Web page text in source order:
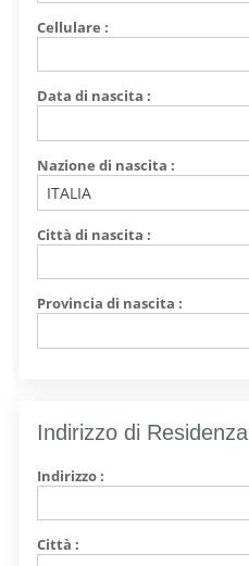
Cellulare :
Data di nascita :
Nazione di nascita :
ITALIA
Città di nascita :
Provincia di nascita :
Indirizzo di Residenza
Indirizzo :
Città :